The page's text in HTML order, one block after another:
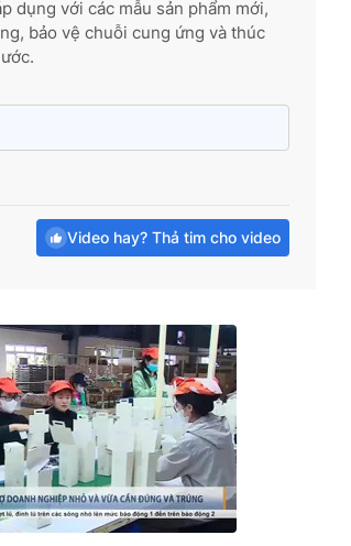
dụng với các mẫu sản phẩm mới,
bảo vệ chuỗi cung ứng và thúc
Video hay? Thả tim cho video